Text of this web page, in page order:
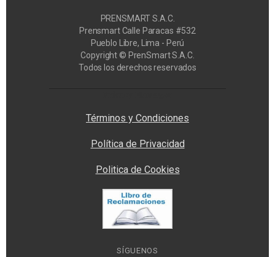
PRENSMART S.A.C.
Prensmart Calle Paracas #532
Pueblo Libre, Lima - Perú
Copyright © PrenSmart S.A.C.
Todos los derechos reservados
Términos y Condiciones
Política de Privacidad
Politica de Cookies
SÍGUENOS